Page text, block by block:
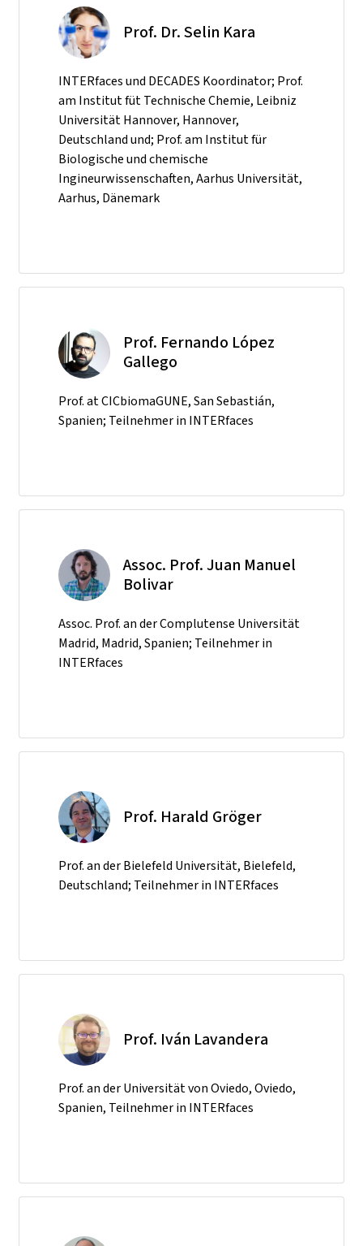
Prof. Dr. Selin Kara
INTERfaces und DECADES Koordinator; Prof.
am Institut füt Technische Chemie, Leibniz
Universität Hannover, Hannover,
Deutschland und; Prof. am Institut für
Biologische und chemische
Ingineurwissenschaften, Aarhus Universität,
Aarhus, Dänemark
Prof. Fernando López
Gallego
Prof. at CICbiomaGUNE, San Sebastián,
Spanien; Teilnehmer in INTERfaces
Assoc. Prof. Juan Manuel
Bolivar
Assoc. Prof. an der Complutense Universität
Madrid, Madrid, Spanien; Teilnehmer in
INTERfaces
Prof. Harald Gröger
Prof. an der Bielefeld Universität, Bielefeld,
Deutschland; Teilnehmer in INTERfaces
Prof. Iván Lavandera
Prof. an der Universität von Oviedo, Oviedo,
Spanien, Teilnehmer in INTERfaces